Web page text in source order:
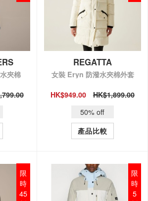
夾棉
QUICK VIEW
REGATTA
女裝 Eryn 防潑水夾棉外套
HK$949.00
HK$1,899.00
50% off
產品比較
限
時
45
限
時
5